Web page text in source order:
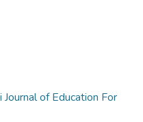
Journal of Education For